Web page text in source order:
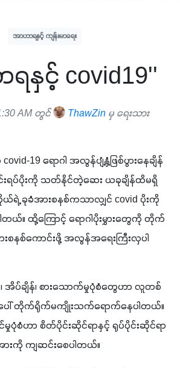
အာဟာရနှင့် ကျန်းမာရေး
နှင့် covid19''
AM တွင် ThawZinမှ ရေးသား
19 ရောဂါ အလွန်ပျံ့နှံ့ဖြစ်ပွားနေချိန်
င်းရပ်ပိုးကို သတ်နိုင်တဲ့ဆေး ယခုချိန်ထိမရှိ
ကိုယ်ရဲ့ ခုခံအားစနစ်ကသာလျှင် covid ပိုးကို
။ ထို့ကြောင့် ရောဂါပိုးမွှားတွေကို တိုက်
စ်ကောင်းဖို့ အလွန်အရေးကြီးလှပါ
အိပ်ချိန်၊ စားသောက်မှုပုံစံတွေဟာ လူတစ်
ါ် တိုက်ရိုက်မကျိုးသက်ရောက်နေပါတယ်။
ပုံစံဟာ စိတ်ပိုင်းဆိုင်ရာနှင့် ရုပ်ပိုင်းဆိုင်ရာ
းကို ကျဆင်းစေပါတယ်။